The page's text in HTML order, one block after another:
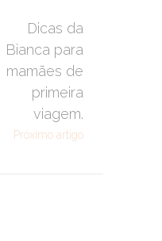
Dicas da
Bianca para
mamães de
primeira
viagem.
Próximo artigo